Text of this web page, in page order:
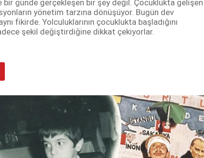
bir günde gerçekleşen bir şey değil. Çocuklukta gelişen
yönetim tarzına dönüşüyor. Bugün dev
fikirde. Yolculuklarının çocuklukta başladığını
şekil değiştirdiğine dikkat çekiyorlar.